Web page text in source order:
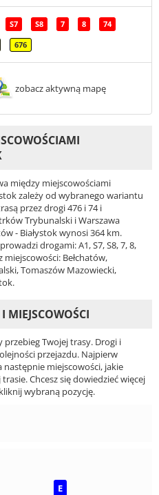
S7 S8 7 8 74
676
zobacz aktywną mapę
między miejscowościami
zależy od wybranego wariantu
przez drogi 476 i 74 i
Trybunalski i Warszawa
- Białystok wynosi 364 km.
drogami: A1, S7, S8, 7, 8,
miejscowości: Bełchatów,
Tomaszów Mazowiecki,
MIEJSCOWOŚCI
Twojej trasy. Drogi i
przejazdu. Najpierw
miejscowości, jakie
Chcesz się dowiedzieć więcej
wybraną pozycję.
E